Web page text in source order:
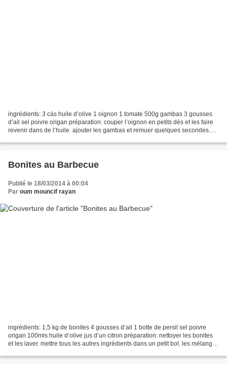
ingrédients: 3 càs huile d’olive 1 oignon 1 tomate 500g gambas 3 gousses
d’ail sel poivre origan préparation: couper l’oignon en petits dés et les faire
revenir dans de l’huile. ajouter les gambas et remuer quelques secondes.
Bonites au Barbecue
Publié le 18/03/2014 à 00:04
Par oum mouncif rayan
ingrédients: 1,5 kg de bonites 4 gousses d’ail 1 botte de persil sel poivre
origan 100mls huile d’olive jus d’un citron préparation: nettoyer les bonites
et les laver. mettre tous les autres ingrédients dans un petit bol. les mélanger